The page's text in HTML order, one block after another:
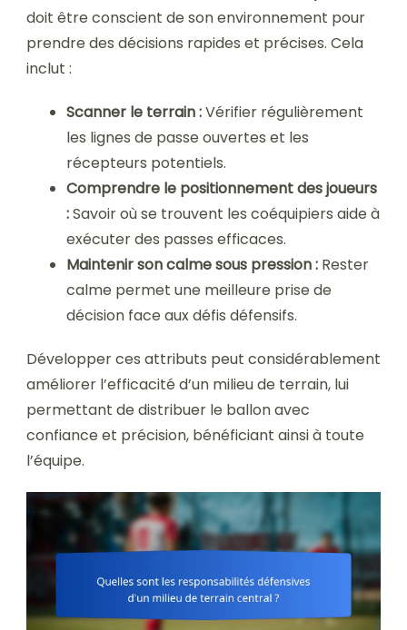
doit être conscient de son environnement pour
prendre des décisions rapides et précises. Cela
inclut :
Scanner le terrain :Vérifier régulièrement
les lignes de passe ouvertes et les
récepteurs potentiels.
Comprendre le positionnement des joueurs
:Savoir où se trouvent les coéquipiers aide à
exécuter des passes efficaces.
Maintenir son calme sous pression : Rester
calme permet une meilleure prise de
décision face aux défis défensifs.
Développer ces attributs peut considérablement
améliorer l’efficacité d’un milieu de terrain, lui
permettant de distribuer le ballon avec
confiance et précision, bénéficiant ainsi à toute
l’équipe.